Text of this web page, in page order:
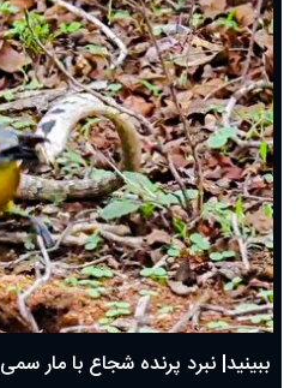
ببینید| نبرد پرنده شجاع با مار سمی